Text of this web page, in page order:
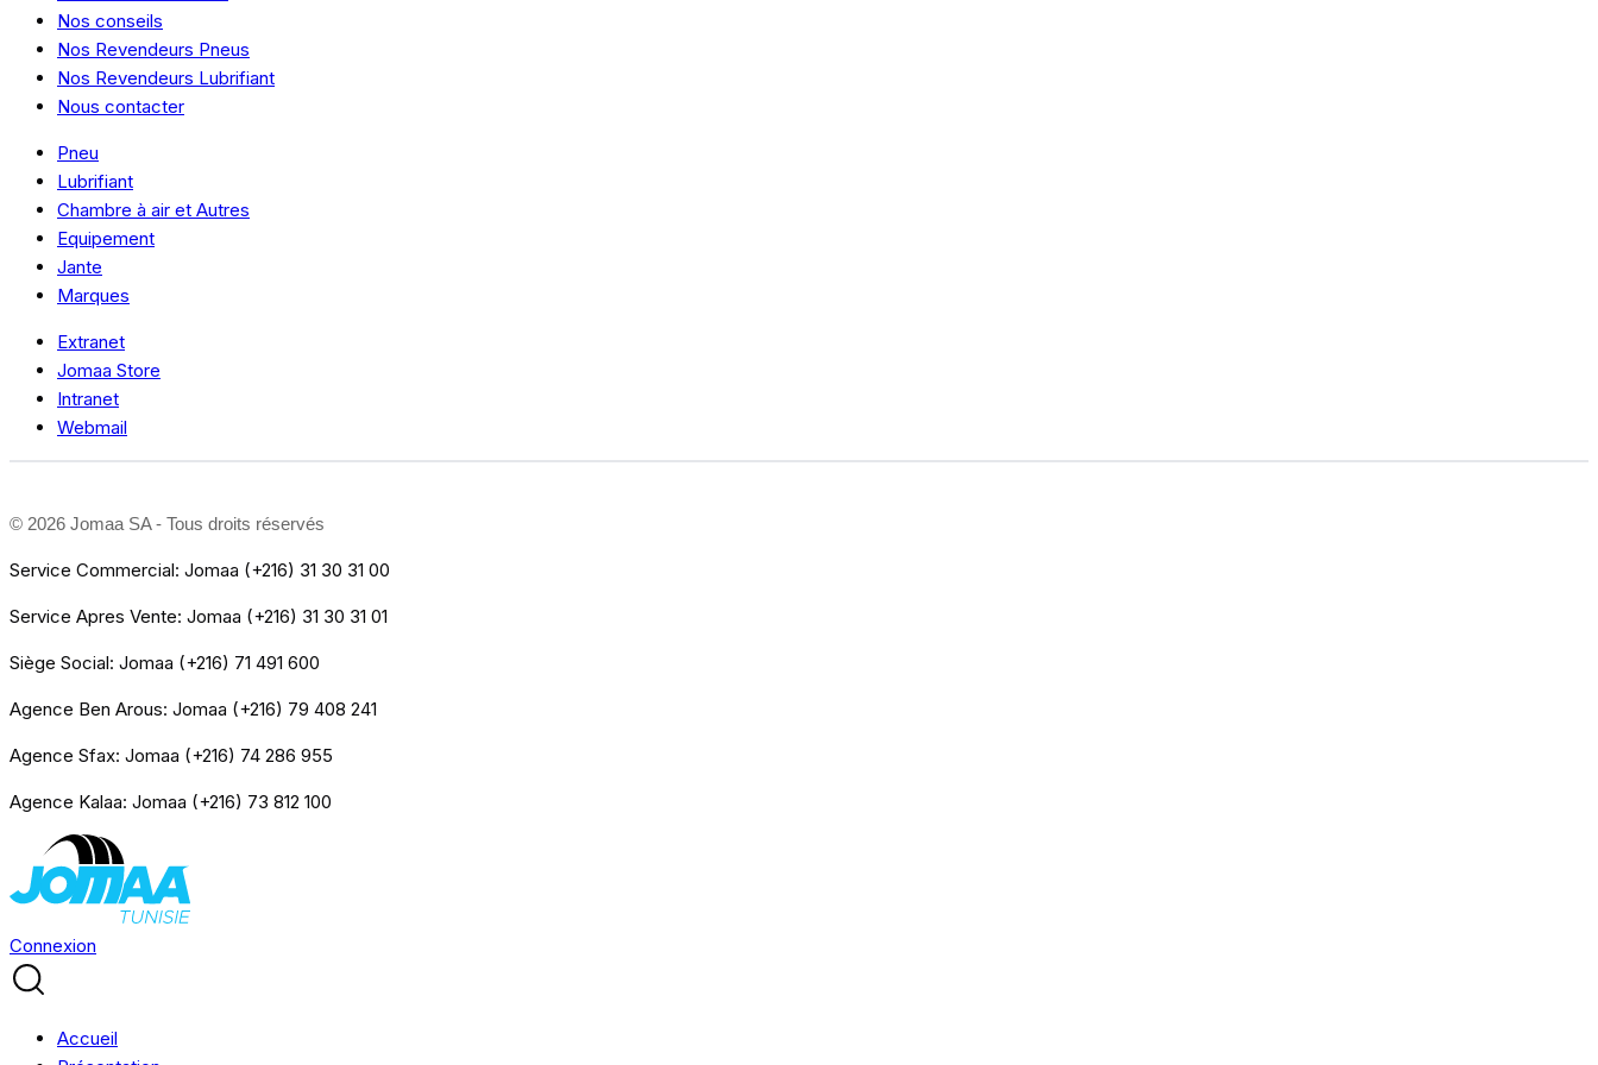
Nos conseils
Nos Revendeurs Pneus
Nos Revendeurs Lubrifiant
Nous contacter
Pneu
Lubrifiant
Chambre à air et Autres
Equipement
Jante
Marques
Extranet
Jomaa Store
Intranet
Webmail
© 2026 Jomaa SA - Tous droits réservés
Service Commercial: Jomaa (+216) 31 30 31 00
Service Apres Vente: Jomaa (+216) 31 30 31 01
Siège Social: Jomaa (+216) 71 491 600
Agence Ben Arous: Jomaa (+216) 79 408 241
Agence Sfax: Jomaa (+216) 74 286 955
Agence Kalaa: Jomaa (+216) 73 812 100
Connexion
Accueil